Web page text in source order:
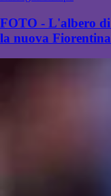
FOTO - L'albero di
la nuova Fiorentina